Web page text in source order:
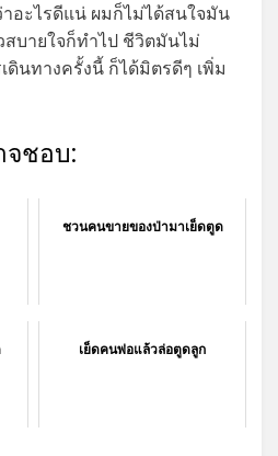
อะไรดีแน่ ผมก็ไม่ได้สนใจมัน
บายใจก็ทำไป ชีวิตมันไม่
นทางครั้งนี้ ก็ได้มิตรดีๆ เพิ่ม
จชอบ:
ชวนคนขายของป่ามาเย็ดตูด
เย็ดคนพ่อแล้วล่อตูดลูก